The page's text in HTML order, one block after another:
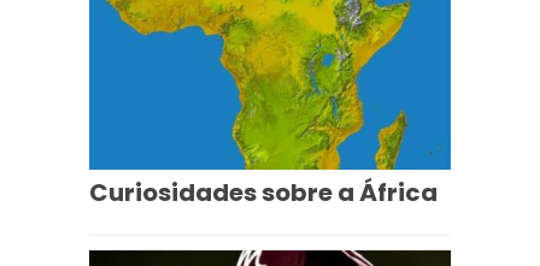
Curiosidades sobre a África